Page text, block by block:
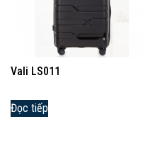
Vali LS011
Đọc tiếp